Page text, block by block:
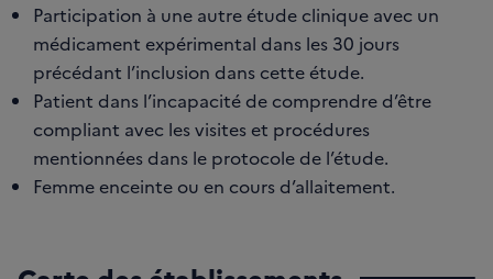
Participation à une autre étude clinique avec un
médicament expérimental dans les 30 jours
précédant l’inclusion dans cette étude.
Patient dans l’incapacité de comprendre d’être
compliant avec les visites et procédures
mentionnées dans le protocole de l’étude.
Femme enceinte ou en cours d’allaitement.